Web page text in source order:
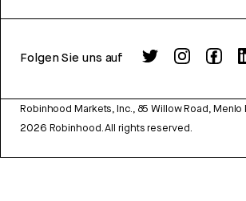
Folgen Sie uns auf
Robinhood Markets, Inc., 85 Willow Road, Menlo
2026 Robinhood. All rights reserved.